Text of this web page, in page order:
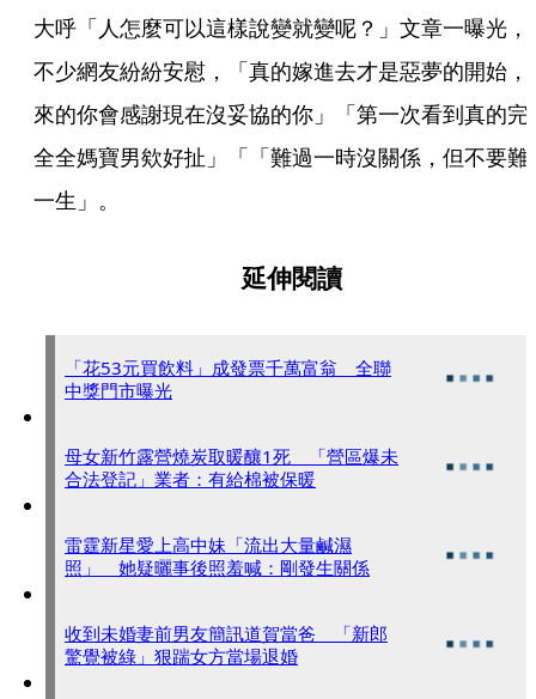
大呼「人怎麼可以這樣說變就變呢？」文章一曝光，
不少網友紛紛安慰，「真的嫁進去才是惡夢的開始，
來的你會感謝現在沒妥協的你」「第一次看到真的完
全全媽寶男欸好扯」「「難過一時沒關係，但不要難
一生」。
延伸閱讀
「花53元買飲料」成發票千萬富翁 全聯
中獎門市曝光
母女新竹露營燒炭取暖釀1死 「營區爆未
合法登記」業者：有給棉被保暖
雷霆新星愛上高中妹「流出大量鹹濕
照」 她疑曬事後照羞喊：剛發生關係
收到未婚妻前男友簡訊道賀當爸 「新郎
驚覺被綠」狠踹女方當場退婚